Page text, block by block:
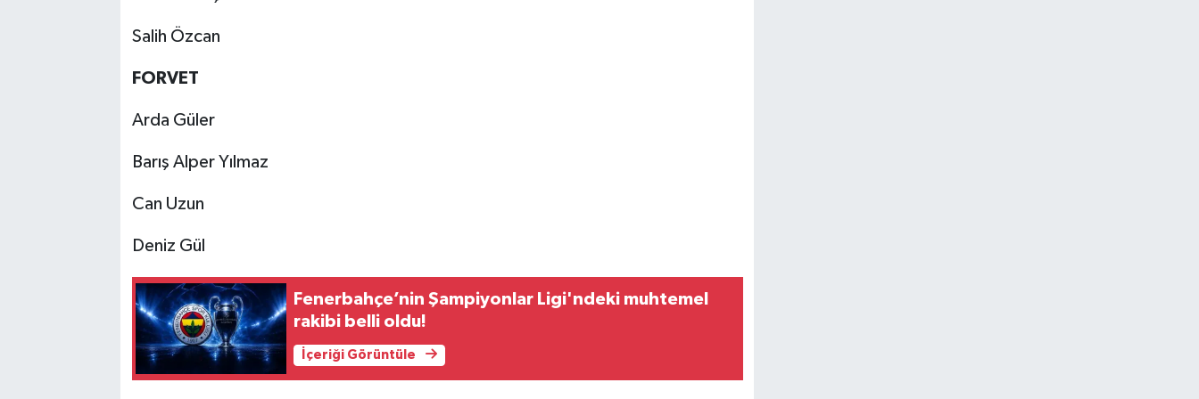
Salih Özcan
FORVET
Arda Güler
Barış Alper Yılmaz
Can Uzun
Deniz Gül
Fenerbahçe’nin Şampiyonlar Ligi'ndeki muhtemel
rakibi belli oldu!
İçeriği Görüntüle